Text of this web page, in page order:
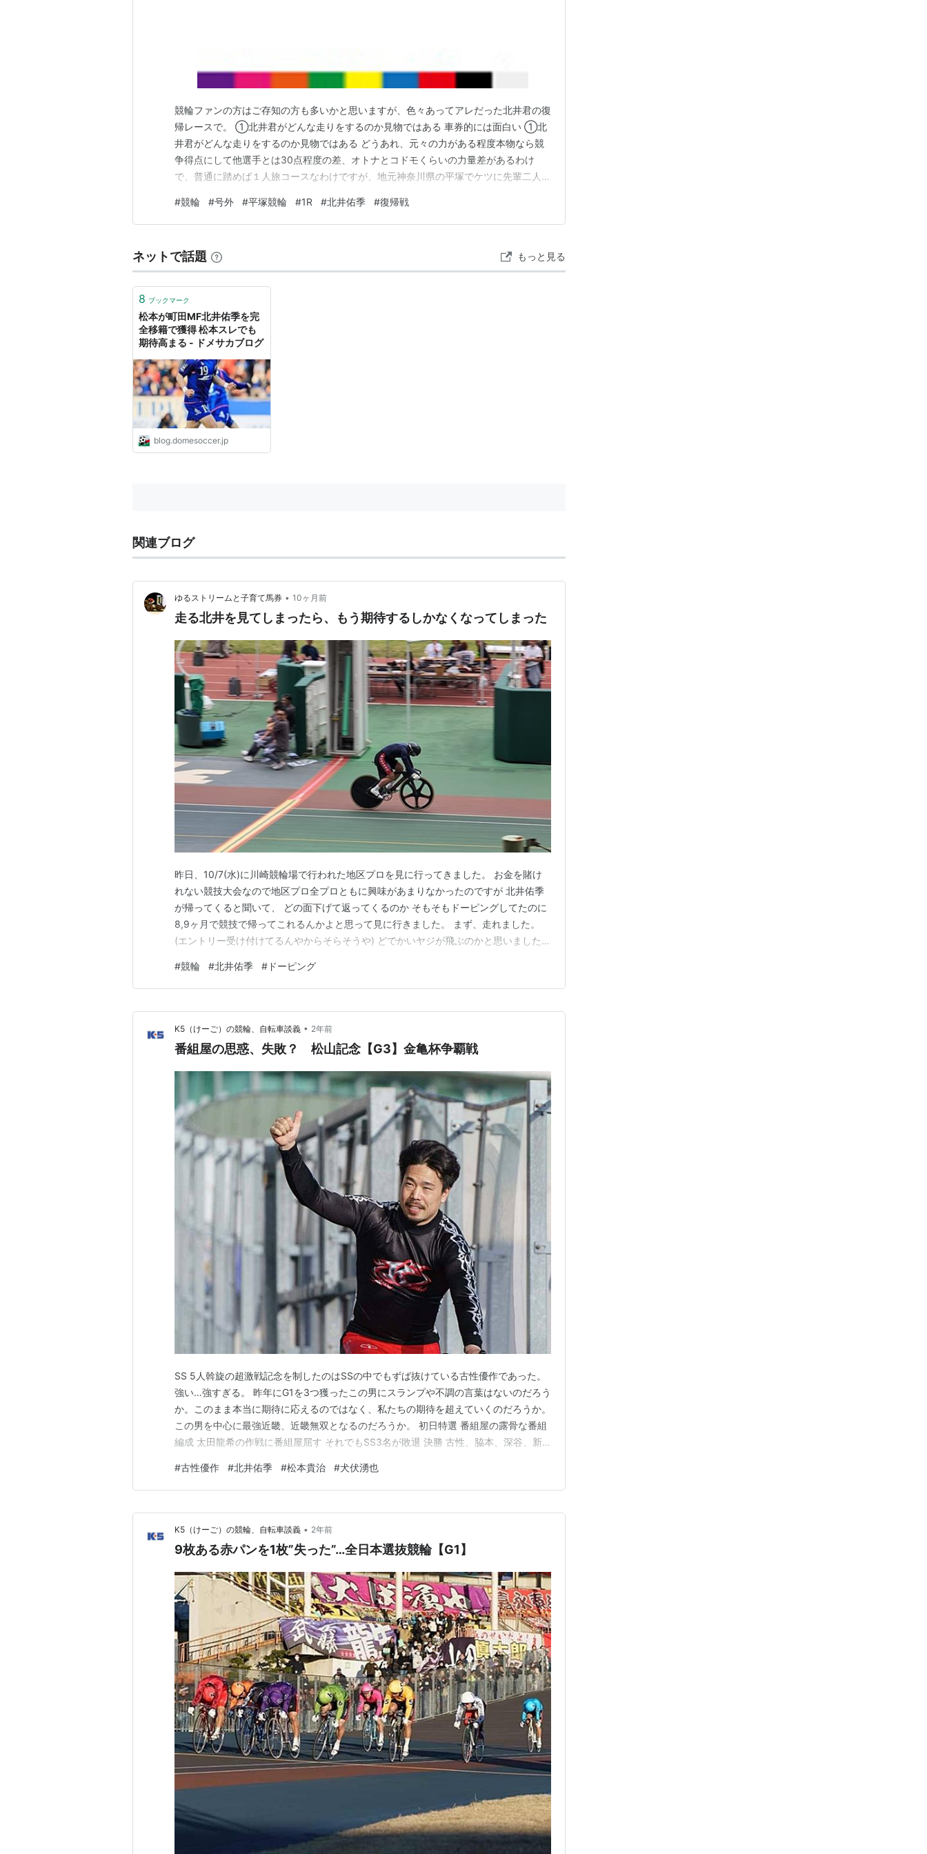
競輪ファンの方はご存知の方も多いかと思いますが、色々あってアレだった北井君の復
帰レースで。 ①北井君がどんな走りをするのか見物ではある 車券的には面白い ①北
井君がどんな走りをするのか見物ではある どうあれ、元々の力がある程度本物なら競
争得点にして他選手とは30点程度の差、オトナとコドモくらいの力量差があるわけ
で、普通に踏めば１人旅コースなわけですが、地元神奈川県の平塚でケツに先輩二人つ
君のケツつくんだなって。 深谷君とかだったら別戦でバチバチやってくれそうでそち
らの方が見てる方としては面白いんですが、北井君のS級復…
#競輪 #号外 #平塚競輪 #1R #北井佑季 #復帰戦
ネットで話題 もっと見る
8 ブックマーク
松本が町田MF北井佑季を完
全移籍で獲得 松本スレでも
期待高まる - ドメサカブログ
blog.domesoccer.jp
関連ブログ
ゆるストリームと子育て馬券 • 10ヶ月前
走る北井を見てしまったら、もう期待するしかなくなってしまった
昨日、10/7(水)に川崎競輪場で行われた地区プロを見に行ってきました。 お金を賭け
れない競技大会なので地区プロ全プロともに興味があまりなかったのですが 北井佑季
が帰ってくると聞いて、 どの面下げて返ってくるのか そもそもドーピングしてたのに
8,9ヶ月で競技で帰ってこれるんかよと思って見に行きました。 まず、走れました。
(エントリー受け付けてるんやからそらそうや) どでかいヤジが飛ぶのかと思いました
う。 個人的な気持ちで行くと、許せはしないですよね。 初めて好きになったロードレ
ースの選手はランス・アームストロングで …
#競輪 #北井佑季 # ドーピング
K5（けーご）の競輪、自転車談義 • 2年前
番組屋の思惑、失敗？ 松山記念【G3】金亀杯争覇戦
SS 5人斡旋の超激戦記念を制したのはSSの中でもずば抜けている古性優作であった。
強い…強すぎる。 昨年にG1を3つ獲ったこの男にスランプや不調の言葉はないのだろう
か。このまま本当に期待に応えるのではなく、私たちの期待を超えていくのだろうか。
この男を中心に最強近畿、近畿無双となるのだろうか。 初日特選 番組屋の露骨な番組
編成 太田龍希の作戦に番組屋屈す それでもSS3名が敗退 決勝 古性、脇本、深谷、新
た。 さらには犬伏が初日特選を外れるほどのメンバー構成となった。 初日特選 サプラ
イズは近畿の2人の並びが逆であっ…
#古性優作 #北井佑季 #松本貴治 #犬伏湧也
K5（けーご）の競輪、自転車談義 • 2年前
9枚ある赤パンを1枚”失った”…全日本選抜競輪【G1】